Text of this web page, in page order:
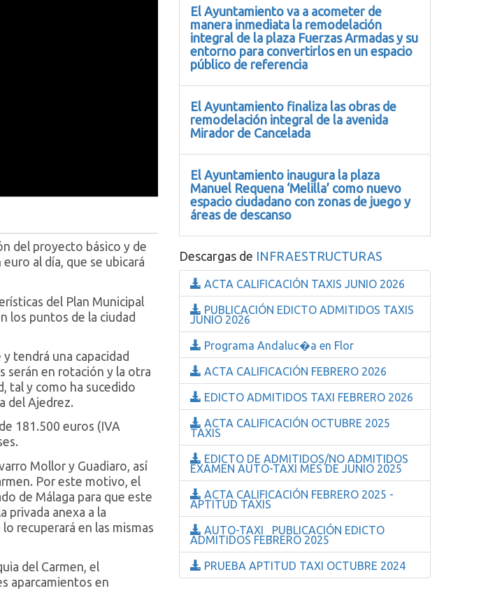
del proyecto básico y de
al día, que se ubicará
del Plan Municipal
los puntos de la ciudad
tendrá una capacidad
serán en rotación y la otra
tal y como ha sucedido
del Ajedrez.
181.500 euros (IVA
Mollor y Guadiaro, así
Por este motivo, el
de Málaga para que este
privada anexa a la
recuperará en las mismas
del Carmen, el
aparcamientos en
El Ayuntamiento va a acometer de
manera inmediata la remodelación
integral de la plaza Fuerzas Armadas y su
entorno para convertirlos en un espacio
público de referencia
El Ayuntamiento finaliza las obras de
remodelación integral de la avenida
Mirador de Cancelada
El Ayuntamiento inaugura la plaza
Manuel Requena ‘Melilla’ como nuevo
espacio ciudadano con zonas de juego y
áreas de descanso
Descargas de INFRAESTRUCTURAS
ACTA CALIFICACIÓN TAXIS JUNIO 2026
PUBLICACIÓN EDICTO ADMITIDOS TAXIS
JUNIO 2026
Programa Andaluc�a en Flor
ACTA CALIFICACIÓN FEBRERO 2026
EDICTO ADMITIDOS TAXI FEBRERO 2026
ACTA CALIFICACIÓN OCTUBRE 2025
TAXIS
EDICTO DE ADMITIDOS/NO ADMITIDOS
EXAMEN AUTO-TAXI MES DE JUNIO 2025
ACTA CALIFICACIÓN FEBRERO 2025 -
APTITUD TAXIS
AUTO-TAXI _PUBLICACIÓN EDICTO
ADMITIDOS FEBRERO 2025
PRUEBA APTITUD TAXI OCTUBRE 2024